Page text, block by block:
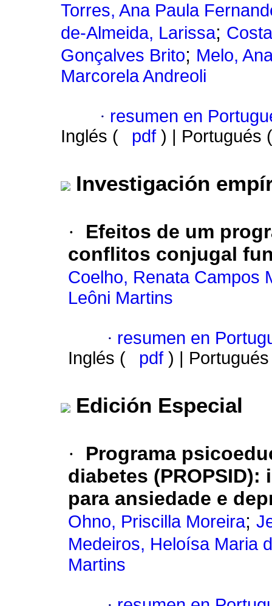
Torres, Ana Paula
de-Almeida, Larissa;
Gonçalves Brito; Melo,
Marcorela Andreoli
· resumen en
Inglés (
pdf ) | Portugués
Investigación
·
Efeitos de um
conflitos conjugal
Coelho, Renata Campos
Leôni Martins
· resumen en
Inglés (
pdf ) |
Edición Especial
·
Programa
diabetes (PROPSID):
para ansiedade e
Ohno, Priscilla Moreira;
Medeiros, Heloísa Maria
Martins